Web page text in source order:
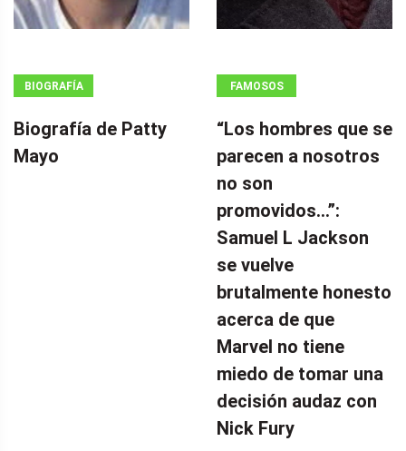
BIOGRAFÍA
Biografía de Patty
Mayo
FAMOSOS
“Los hombres que se
parecen a nosotros
no son
promovidos…”:
Samuel L Jackson
se vuelve
brutalmente honesto
acerca de que
Marvel no tiene
miedo de tomar una
decisión audaz con
Nick Fury